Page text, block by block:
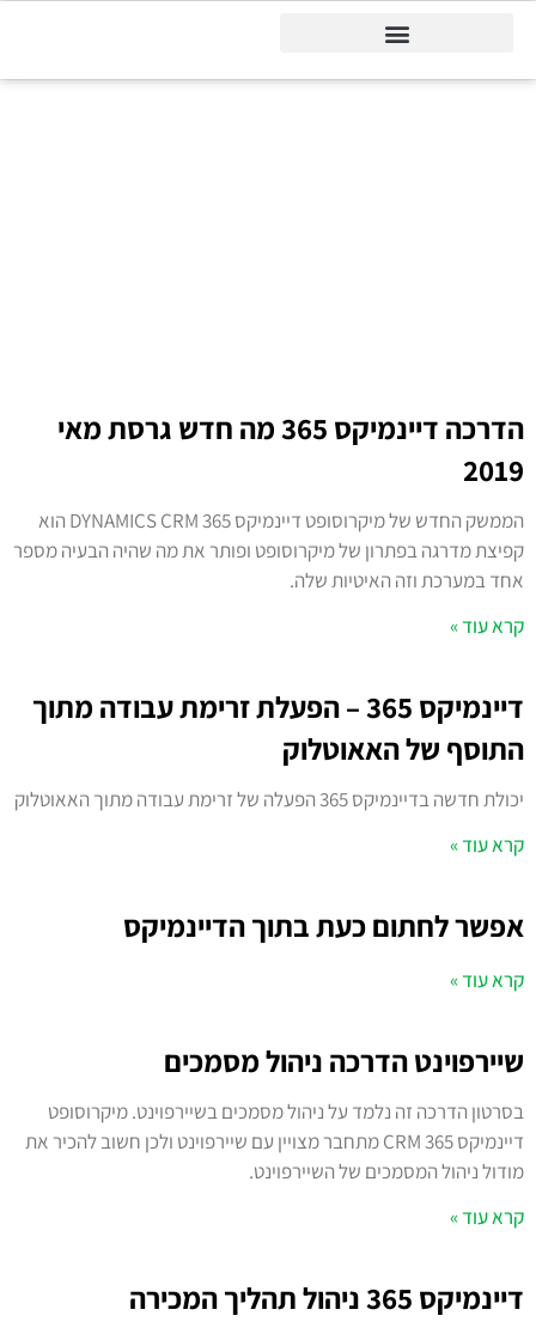
הדרכה דיינמיקס 365 מה חדש גרסת מאי
2019
הממשק החדש של מיקרוסופט דיינמיקס 365 DYNAMICS CRM הוא
קפיצת מדרגה בפתרון של מיקרוסופט ופותר את מה שהיה הבעיה מספר
אחד במערכת וזה האיטיות שלה.
קרא עוד »
דיינמיקס 365 – הפעלת זרימת עבודה מתוך
התוסף של האאוטלוק
יכולת חדשה בדיינמיקס 365 הפעלה של זרימת עבודה מתוך האאוטלוק
קרא עוד »
אפשר לחתום כעת בתוך הדיינמיקס
קרא עוד »
שיירפוינט הדרכה ניהול מסמכים
בסרטון הדרכה זה נלמד על ניהול מסמכים בשיירפוינט. מיקרוסופט
דיינמיקס 365 CRM מתחבר מצויין עם שיירפוינט ולכן חשוב להכיר את
מודול ניהול המסמכים של השיירפוינט.
קרא עוד »
דיינמיקס 365 ניהול תהליך המכירה